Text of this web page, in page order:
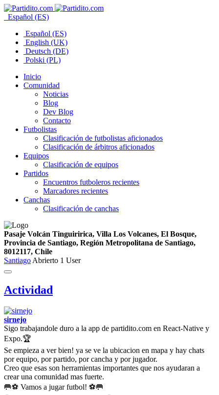
Español (ES)
Español (ES)
English (UK)
Deutsch (DE)
Polski (PL)
Inicio
Comunidad
Noticias
Blog
Dev Blog
Contacto
Futbolistas
Clasificación de futbolistas aficionados
Clasificación de árbitros aficionados
Equipos
Clasificación de equipos
Partidos
Encuentros futboleros recientes
Marcadores recientes
Canchas
Clasificación de canchas
Pasaje Volcán Tinguiririca, Villa Los Volcanes, El Bosque,
Provincia de Santiago, Región Metropolitana de Santiago,
8012117, Chile
Santiago Abrierto 1 User
Actividad
sirnejo
Sigo trabajandole duro a la app de partidito.com en React-Native y
Expo.🏆
Se empieza a ver bien! ya se ve la ubicacion en mapa y hay chats
por equipo, por partido, por cancha y por jugador.
Creo que esas son herramientas importantes que nos ayudaran a
crear una comunidad mas fuerte.
🥅⚽ Vamos a jugar futbol! ⚽🥅